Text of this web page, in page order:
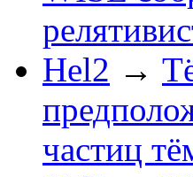
Hel2 →
частиц